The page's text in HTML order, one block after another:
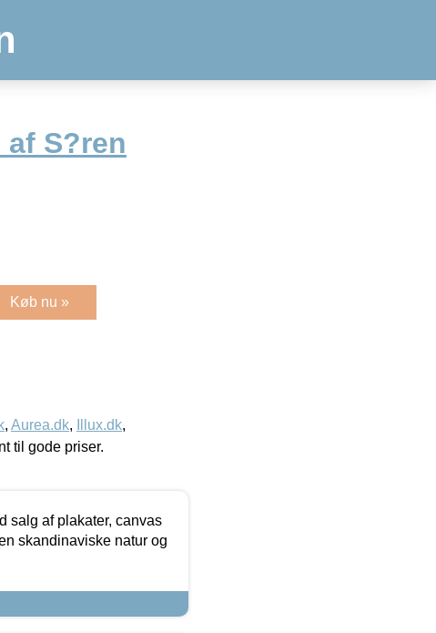
S?ren
Køb nu »
, Aurea.dk, Illux.dk,
til gode priser.
salg af plakater, canvas
skandinaviske natur og